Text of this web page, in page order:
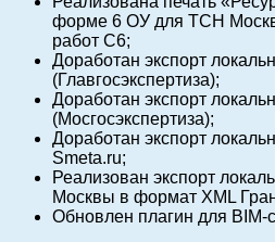
форме 6 ОУ для ТСН
работ С6;
Доработан экспорт
(Главгосэкспертиза);
Доработан экспорт
(Мосгосэкспертиза);
Доработан экспорт
Smeta.ru;
Реализован экспорт
Москвы в формат XML
Обновлен плагин для BIM-